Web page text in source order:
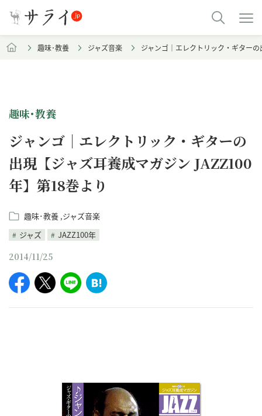
趣味･教養 ジャズ音楽 ジャンゴ｜エレクトリック・ギター
趣味･教養
ジャンゴ｜エレクトリック・ギターの
出現【ジャズ耳養成マガジン JAZZ100
年】第18巻より
趣味･教養 ジャズ音楽
ジャズ
JAZZ100年
2014/11/25